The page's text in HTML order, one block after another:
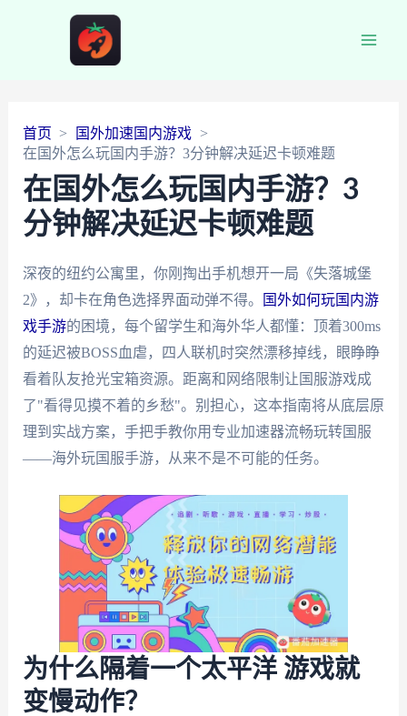
首页
国外加速国内游戏
在国外怎么玩国内手游？3分钟解决延迟卡顿难题
在国外怎么玩国内手游？3
分钟解决延迟卡顿难题
深夜的纽约公寓里，你刚掏出手机想开一局《失落城堡
2》，却卡在角色选择界面动弹不得。
国外如何玩国内游
戏手游的困境，每个留学生和海外华人都懂：顶着300ms
的延迟被BOSS血虐，四人联机时突然漂移掉线，眼睁睁
看着队友抢光宝箱资源。距离和网络限制让国服游戏成
了"看得见摸不着的乡愁"。别担心，这本指南将从底层原
理到实战方案，手把手教你用专业加速器流畅玩转国服
——海外玩国服手游，从来不是不可能的任务。
为什么隔着一个太平洋 游戏就
变慢动作？